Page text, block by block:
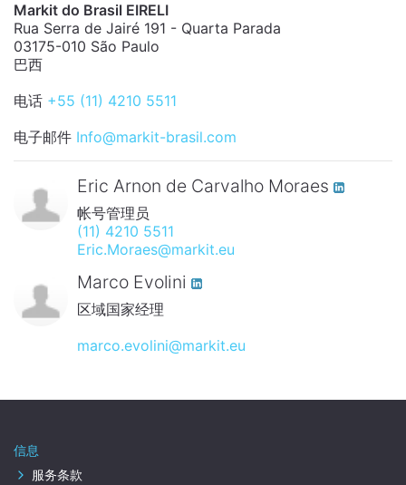
Markit do Brasil EIRELI
Rua Serra de Jairé 191 - Quarta Parada
03175-010 São Paulo
巴西
电话 +55 (11) 4210 5511
电子邮件 Info@markit-brasil.com
Eric Arnon de Carvalho Moraes
帐号管理员
(11) 4210 5511
Eric.Moraes@markit.eu
Marco Evolini
区域国家经理
marco.evolini@markit.eu
信息
服务条款